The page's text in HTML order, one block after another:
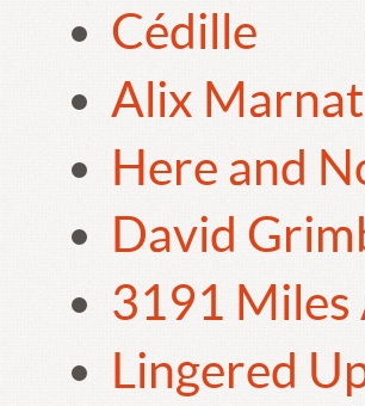
Cédille
Alix Marnat
Here and
David
3191
Lingered